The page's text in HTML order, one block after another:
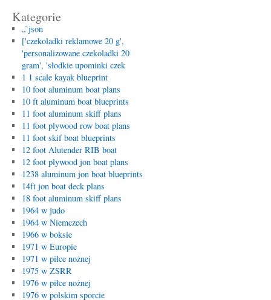
Kategorie
„`json
['czekoladki reklamowe 20 g',
'personalizowane czekoladki 20
gram', 'słodkie upominki czek
1 1 scale kayak blueprint
10 foot aluminum boat plans
10 ft aluminum boat blueprints
11 foot aluminum skiff plans
11 foot plywood row boat plans
11 foot skif boat blueprints
12 foot Alutender RIB boat
12 foot plywood jon boat plans
1238 aluminum jon boat blueprints
14ft jon boat deck plans
18 foot aluminum skiff plans
1964 w judo
1964 w Niemczech
1966 w boksie
1971 w Europie
1971 w piłce nożnej
1975 w ZSRR
1976 w piłce nożnej
1976 w polskim sporcie